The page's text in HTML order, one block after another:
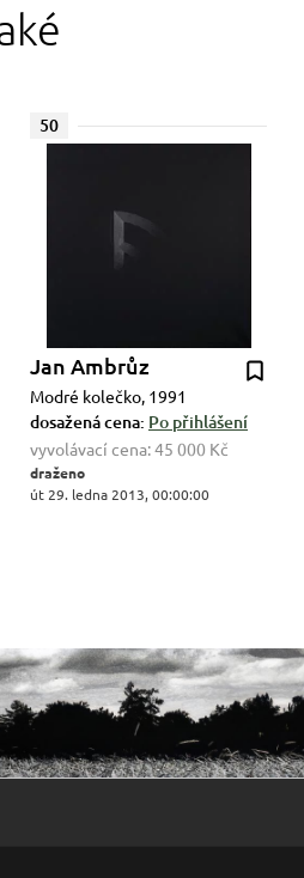
50
Jan Ambrůz
Modré kolečko, 1991
dosažená cena: Po přihlášení
vyvolávací cena:45 000 Kč
draženo
út 29. ledna 2013, 00:00:00